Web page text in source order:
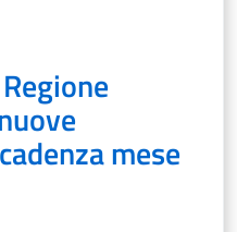
mese